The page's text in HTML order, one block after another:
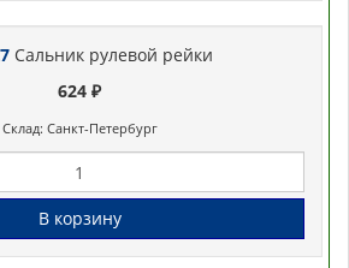
Сальник рулевой рейки
624 ₽
Склад: Санкт-Петербург
В корзину